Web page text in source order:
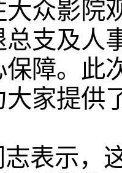
大众影院
总支及人
障。此
家提供
表示，